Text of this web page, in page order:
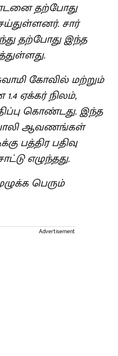
தற்போது
சார்
தற்போது இந்த
கோவில் மற்றும்
ஏக்கர் நிலம்,
கொண்டது. இந்த
போலி ஆவணங்கள்
பத்திர பதிவு
எழுந்தது.
பெரும்
Advertisement